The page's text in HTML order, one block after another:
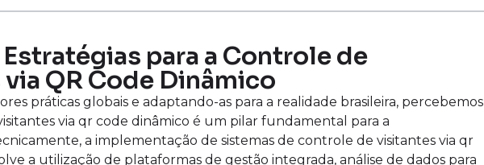
para a Controle de
QR Code Dinâmico
práticas globais e adaptando-as para a realidade brasileira, percebemos
via qr code dinâmico é um pilar fundamental para a
a implementação de sistemas de controle de visitantes via qr
a utilização de plataformas de gestão integrada, análise de dados para